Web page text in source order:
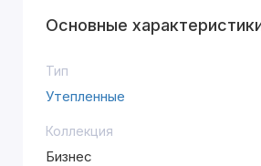
Основные
Тип
Утепленные
Коллекция
Бизнес